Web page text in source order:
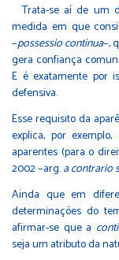
Trata-se aí de um
medida em que
−possessio continua−,
gera confiança
E é exatamente por
defensiva.
Esse requisito da
explica, por
aparentes (para o
2002 −arg.a contrario
Ainda que em
determinações do
afirmar-se que a
seja um atributo da